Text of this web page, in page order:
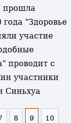
прошла
"Здоровье
участие
проводит с
участники
Синьхуа
8 9 10